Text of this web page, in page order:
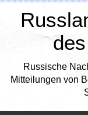
Russische
Mitteilungen von